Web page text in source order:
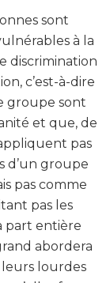
sont
à la
discrimination
c’est-à-dire
groupe sont
et que, de
pas
d’un groupe
pas comme
pas les
part entière
abordera
lourdes